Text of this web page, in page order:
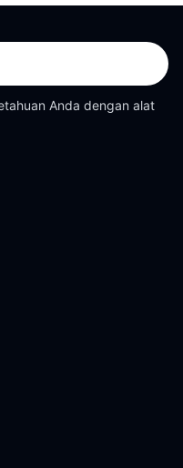
Anda dengan alat